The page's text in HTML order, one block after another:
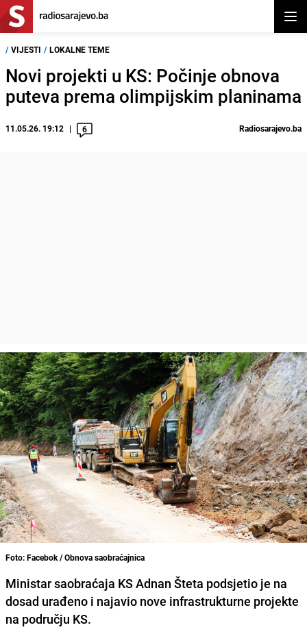
/ VIJESTI / LOKALNE TEME
Novi projekti u KS: Počinje obnova
puteva prema olimpijskim planinama
11.05.26. 19:12 6 Radiosarajevo.ba
Foto: Facebok / Obnova saobraćajnica
Ministar saobraćaja KS Adnan Šteta podsjetio je na
dosad urađeno i najavio nove infrastrukturne projekte
na području KS.